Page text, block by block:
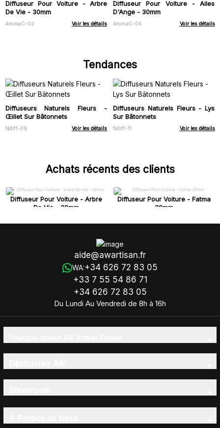
Diffuseur Pour Voiture - Arbre
De Vie - 30mm
AromaC-02 Voir les détails
Diffuseur Pour Voiture - Ailes
D'Ange - 30mm
AromaC-06 Voir les détails
Tendances
Diffuseurs Naturels Fleurs -
Œillet Sur Bâtonnets
Ndiff-09 Voir les détails
Diffuseurs Naturels Fleurs - Lys
Sur Bâtonnets
Ndiff-11 Voir les détails
Achats récents des clients
Diffuseur Pour Voiture - Arbre
De Vie - 30mm
Diffuseur Pour Voiture - Fatma
30mm
aide@awartisan.fr
WA:+34 626 72 83 05
+33 7 55 54 86 71
+34 626 72 83 05
Du Lundi Au Vendredi de 8h à 16h